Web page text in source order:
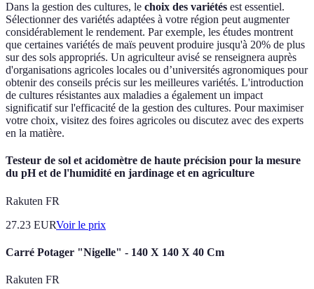
Dans la gestion des cultures, le choix des variétés est essentiel.
Sélectionner des variétés adaptées à votre région peut augmenter
considérablement le rendement. Par exemple, les études montrent
que certaines variétés de maïs peuvent produire jusqu'à 20% de plus
sur des sols appropriés. Un agriculteur avisé se renseignera auprès
d'organisations agricoles locales ou d’universités agronomiques pour
obtenir des conseils précis sur les meilleures variétés. L'introduction
de cultures résistantes aux maladies a également un impact
significatif sur l'efficacité de la gestion des cultures. Pour maximiser
votre choix, visitez des foires agricoles ou discutez avec des experts
en la matière.
Testeur de sol et acidomètre de haute précision pour la mesure
du pH et de l'humidité en jardinage et en agriculture
Rakuten FR
27.23 EURVoir le prix
Carré Potager "Nigelle" - 140 X 140 X 40 Cm
Rakuten FR